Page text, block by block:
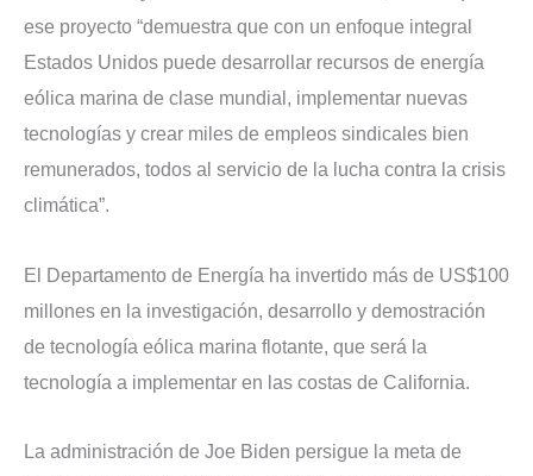
ese proyecto “demuestra que con un enfoque integral
Estados Unidos puede desarrollar recursos de energía
eólica marina de clase mundial, implementar nuevas
tecnologías y crear miles de empleos sindicales bien
remunerados, todos al servicio de la lucha contra la crisis
climática”.
El Departamento de Energía ha invertido más de US$100
millones en la investigación, desarrollo y demostración
de tecnología eólica marina flotante, que será la
tecnología a implementar en las costas de California.
La administración de Joe Biden persigue la meta de